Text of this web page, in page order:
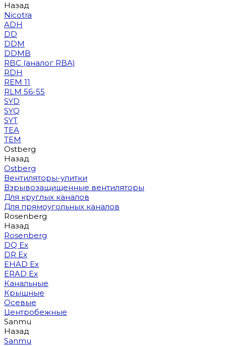
Назад
Nicotra
ADH
DD
DDM
DDMB
RBC (аналог RBA)
RDH
REM 11
RLM 56-55
SYD
SYQ
SYT
TEA
TEM
Ostberg
Назад
Ostberg
Вентиляторы-улитки
Взрывозащищенные вентиляторы
Для круглых каналов
Для прямоугольных каналов
Rosenberg
Назад
Rosenberg
DQ Ex
DR Ex
EHAD Ex
ERAD Ex
Канальные
Крышные
Осевые
Центробежные
Sanmu
Назад
Sanmu